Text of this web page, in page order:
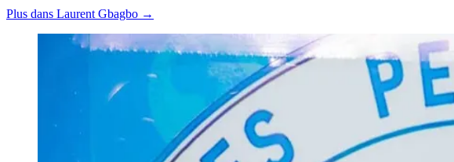
Plus dans Laurent Gbagbo →